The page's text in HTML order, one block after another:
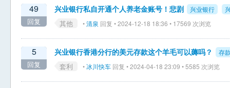
49
回复
兴业银行私自开通个人养老金账号！悲剧 兴业银行
其他 •清泉 回复 • 2024-12-18 18:36 • 17569 次浏览
5
回复
兴业银行香港分行的美元存款这个羊毛可以薅吗？ 存
套利 • 冰川快车 回复 • 2024-04-18 23:09 • 5585 次浏览